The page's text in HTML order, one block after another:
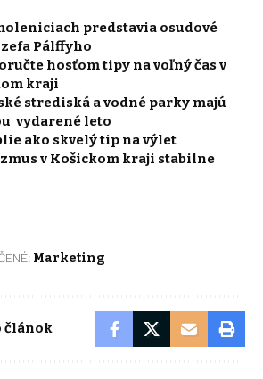
predstavia osudové
Pálffyho
hosťom tipy na voľný čas v
kraji
strediská a vodné parky majú
vydarené leto
ako skvelý tip na výlet
v Košickom kraji stabilne
Marketing
článok